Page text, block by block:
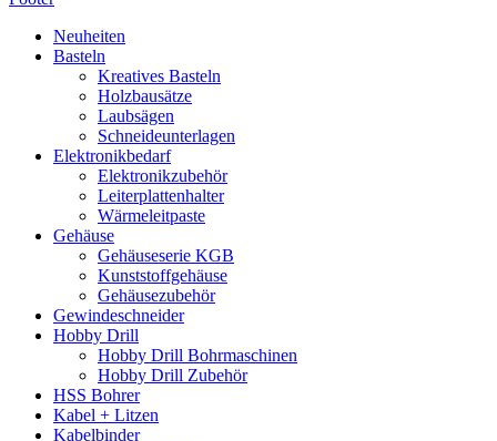
Neuheiten
Basteln
Kreatives Basteln
Holzbausätze
Laubsägen
Schneideunterlagen
Elektronikbedarf
Elektronikzubehör
Leiterplattenhalter
Wärmeleitpaste
Gehäuse
Gehäuseserie KGB
Kunststoffgehäuse
Gehäusezubehör
Gewindeschneider
Hobby Drill
Hobby Drill Bohrmaschinen
Hobby Drill Zubehör
HSS Bohrer
Kabel + Litzen
Kabelbinder